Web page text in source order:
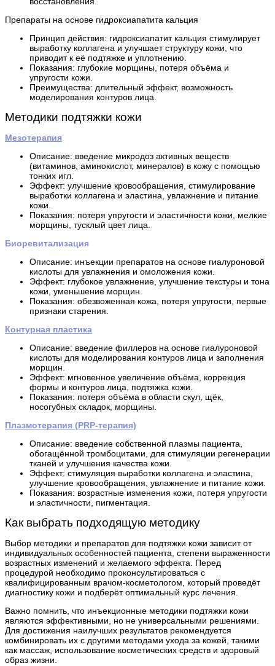
Препараты на основе гидроксиапатита кальция
Принцип действия: гидроксиапатит кальция стимулирует
выработку коллагена и улучшает структуру кожи, что
приводит к её подтяжке и уплотнению.
Показания: глубокие морщины, потеря объёма и
упругости кожи.
Преимущества: длительный эффект, возможность
моделирования контуров лица.
Методики подтяжки кожи
Мезотерапия
Описание: введение микродоз активных веществ
(витаминов, аминокислот, минералов) в кожу с помощью
тонких игл.
Эффект: улучшение кровообращения, стимулирование
выработки коллагена и эластина, увлажнение и питание
кожи.
Показания: потеря упругости и эластичности кожи, мелкие
морщины, тусклый цвет лица.
Биоревитализация
Описание: инъекции препаратов на основе гиалуроновой
кислоты для увлажнения и омоложения кожи.
Эффект: глубокое увлажнение, улучшение текстуры и тона
кожи, уменьшение морщин.
Показания: обезвоженная кожа, потеря упругости, первые
признаки старения.
Контурная пластика
Описание: введение филлеров на основе гиалуроновой
кислоты для моделирования контуров лица и заполнения
морщин.
Эффект: мгновенное увеличение объёма, коррекция
формы и контуров лица, подтяжка кожи.
Показания: потеря объёма в области скул, щёк,
носогубных складок, морщины.
Плазмотерапия (PRP-терапия)
Описание: введение собственной плазмы пациента,
обогащённой тромбоцитами, для стимуляции регенерации
тканей и улучшения качества кожи.
Эффект: стимуляция выработки коллагена и эластина,
улучшение кровообращения, увлажнение и питание кожи.
Показания: возрастные изменения кожи, потеря упругости
и эластичности, пигментация.
Как выбрать подходящую методику
Выбор методики и препаратов для подтяжки кожи зависит от
индивидуальных особенностей пациента, степени выраженности
возрастных изменений и желаемого эффекта. Перед
процедурой необходимо проконсультироваться с
квалифицированным врачом-косметологом, который проведёт
диагностику кожи и подберёт оптимальный курс лечения.
Важно помнить, что инъекционные методики подтяжки кожи
являются эффективными, но не универсальными решениями.
Для достижения наилучших результатов рекомендуется
комбинировать их с другими методами ухода за кожей, такими
как массаж, использование косметических средств и здоровый
образ жизни.